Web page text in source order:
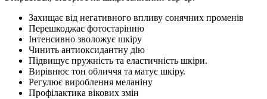
Захищає від негативного впливу сонячних променів
Перешкоджає фотостарінню
Інтенсивно зволожує шкіру
Чинить антиоксидантну дію
Підвищує пружність та еластичність шкіри.
Вирівнює тон обличчя та матує шкіру.
Регулює вироблення меланіну
Профілактика вікових змін